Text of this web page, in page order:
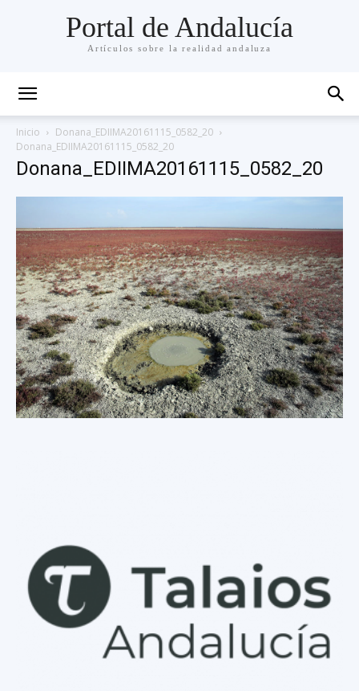
Portal de Andalucía
Artículos sobre la realidad andaluza
Inicio
Donana_EDIIMA20161115_0582_20
Donana_EDIIMA20161115_0582_20
Donana_EDIIMA20161115_0582_20